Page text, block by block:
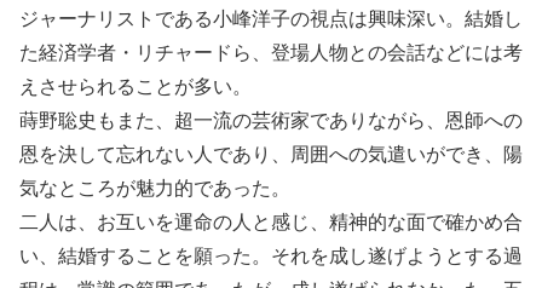
ジャーナリストである小峰洋子の視点は興味深い。結婚し
た経済学者・リチャードら、登場人物との会話などには考
えさせられることが多い。
蒔野聡史もまた、超一流の芸術家でありながら、恩師への
恩を決して忘れない人であり、周囲への気遣いができ、陽
気なところが魅力的であった。
二人は、お互いを運命の人と感じ、精神的な面で確かめ合
い、結婚することを願った。それを成し遂げようとする過